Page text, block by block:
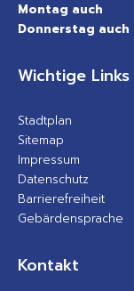
Montag auch
Donnerstag auch
Wichtige Links
Stadtplan
Sitemap
Impressum
Datenschutz
Barrierefreiheit
Gebärdensprache
Kontakt